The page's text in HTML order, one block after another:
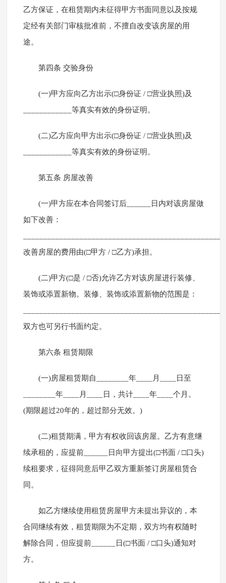
乙方保证，在租赁期内未征得甲方书面同意以及按规
定经有关部门审核批准前，不擅自改变该房屋的用
途。
第四条 交验身份
(一)甲方应向乙方出示(□身份证 / □营业执照)及
____________等真实有效的身份证明。
(二)乙方应向甲方出示(□身份证 / □营业执照)及
____________等真实有效的身份证明。
第五条 房屋改善
(一)甲方应在本合同签订后______日内对该房屋做
如下改善：
改善房屋的费用由(□甲方 / □乙方)承担。
(二)甲方(□是 / □否)允许乙方对该房屋进行装修、
装饰或添置新物。装修、装饰或添置新物的范围是：
双方也可另行书面约定。
第六条 租赁期限
(一)房屋租赁期自________年____月____日至
________年____月____日，共计____年____个月。
(期限超过20年的，超过部分无效。)
(二)租赁期满，甲方有权收回该房屋。乙方有意继
续承租的，应提前______日向甲方提出(□书面 / □口头)
续租要求，征得同意后甲乙双方重新签订房屋租赁合
同。
如乙方继续使用租赁房屋甲方未提出异议的，本
合同继续有效，租赁期限为不定期，双方均有权随时
解除合同，但应提前______日(□书面 / □口头)通知对
方。